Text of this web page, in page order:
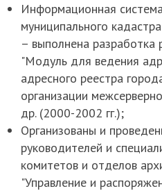
Информационная
муниципального
– выполнена разработка
"Модуль для ведения
адресного реестра
организации
др. (2000-2002 гг.);
Организованы и
руководителей и
комитетов и отделов
"Управление и